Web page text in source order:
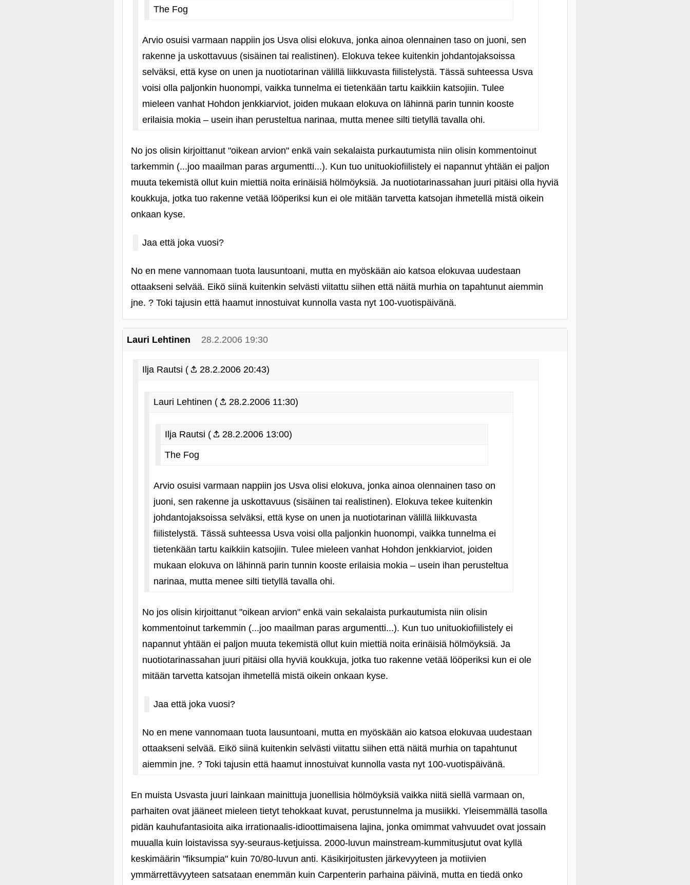
The Fog
Arvio osuisi varmaan nappiin jos Usva olisi elokuva, jonka ainoa olennainen taso on juoni, sen
rakenne ja uskottavuus (sisäinen tai realistinen). Elokuva tekee kuitenkin johdantojaksoissa
selväksi, että kyse on unen ja nuotiotarinan välillä liikkuvasta fiilistelystä. Tässä suhteessa Usva
voisi olla paljonkin huonompi, vaikka tunnelma ei tietenkään tartu kaikkiin katsojiin. Tulee
mieleen vanhat Hohdon jenkkiarviot, joiden mukaan elokuva on lähinnä parin tunnin kooste
erilaisia mokia – usein ihan perusteltua narinaa, mutta menee silti tietyllä tavalla ohi.
No jos olisin kirjoittanut "oikean arvion" enkä vain sekalaista purkautumista niin olisin kommentoinut
tarkemmin (...joo maailman paras argumentti...). Kun tuo unituokiofiilistely ei napannut yhtään ei paljon
muuta tekemistä ollut kuin miettiä noita erinäisiä hölmöyksiä. Ja nuotiotarinassahan juuri pitäisi olla hyviä
koukkuja, jotka tuo rakenne vetää lööperiksi kun ei ole mitään tarvetta katsojan ihmetellä mistä oikein
onkaan kyse.
Jaa että joka vuosi?
No en mene vannomaan tuota lausuntoani, mutta en myöskään aio katsoa elokuvaa uudestaan
ottaakseni selvää. Eikö siinä kuitenkin selvästi viitattu siihen että näitä murhia on tapahtunut aiemmin
jne. ? Toki tajusin että haamut innostuivat kunnolla vasta nyt 100-vuotispäivänä.
Lauri Lehtinen 28.2.2006 19:30
Ilja Rautsi ( 28.2.2006 20:43)
Lauri Lehtinen ( 28.2.2006 11:30)
Ilja Rautsi (
28.2.2006 13:00)
The Fog
Arvio osuisi varmaan nappiin jos Usva olisi elokuva, jonka ainoa olennainen taso on
juoni, sen rakenne ja uskottavuus (sisäinen tai realistinen). Elokuva tekee kuitenkin
johdantojaksoissa selväksi, että kyse on unen ja nuotiotarinan välillä liikkuvasta
fiilistelystä. Tässä suhteessa Usva voisi olla paljonkin huonompi, vaikka tunnelma ei
tietenkään tartu kaikkiin katsojiin. Tulee mieleen vanhat Hohdon jenkkiarviot, joiden
mukaan elokuva on lähinnä parin tunnin kooste erilaisia mokia – usein ihan perusteltua
narinaa, mutta menee silti tietyllä tavalla ohi.
No jos olisin kirjoittanut "oikean arvion" enkä vain sekalaista purkautumista niin olisin
kommentoinut tarkemmin (...joo maailman paras argumentti...). Kun tuo unituokiofiilistely ei
napannut yhtään ei paljon muuta tekemistä ollut kuin miettiä noita erinäisiä hölmöyksiä. Ja
nuotiotarinassahan juuri pitäisi olla hyviä koukkuja, jotka tuo rakenne vetää lööperiksi kun ei ole
mitään tarvetta katsojan ihmetellä mistä oikein onkaan kyse.
Jaa että joka vuosi?
No en mene vannomaan tuota lausuntoani, mutta en myöskään aio katsoa elokuvaa uudestaan
ottaakseni selvää. Eikö siinä kuitenkin selvästi viitattu siihen että näitä murhia on tapahtunut
aiemmin jne. ? Toki tajusin että haamut innostuivat kunnolla vasta nyt 100-vuotispäivänä.
En muista Usvasta juuri lainkaan mainittuja juonellisia hölmöyksiä vaikka niitä siellä varmaan on,
parhaiten ovat jääneet mieleen tietyt tehokkaat kuvat, perustunnelma ja musiikki. Yleisemmällä tasolla
pidän kauhufantasioita aika irrationaalis-idioottimaisena lajina, jonka omimmat vahvuudet ovat jossain
muualla kuin loistavissa syy-seuraus-ketjuissa. 2000-luvun mainstream-kummitusjutut ovat kyllä
keskimäärin "fiksumpia" kuin 70/80-luvun anti. Käsikirjoitusten järkevyyteen ja motiivien
ymmärrettävyyteen satsataan enemmän kuin Carpenterin parhaina päivinä, mutta en tiedä onko